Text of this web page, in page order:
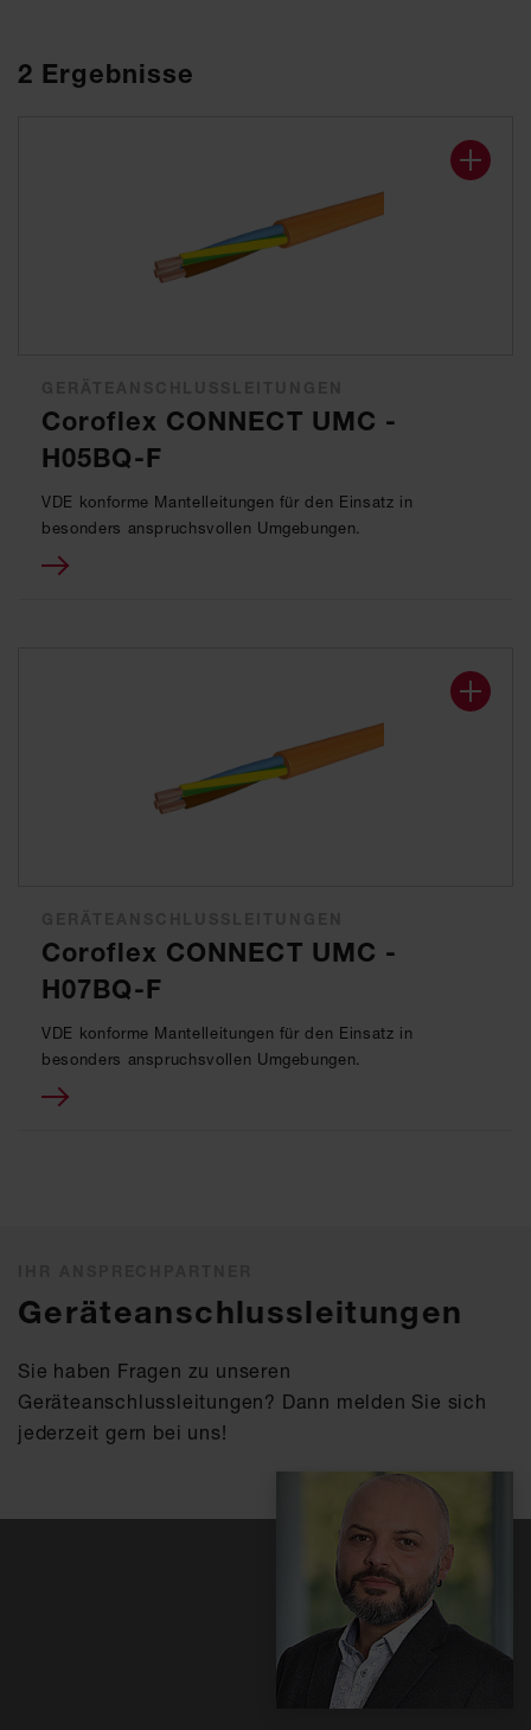
2 Ergebnisse
Coroflex CONNECT UMC -
H05BQ-F
VDE konforme Mantelleitungen für den Einsatz in
besonders anspruchsvollen Umgebungen.
Coroflex CONNECT UMC -
H07BQ-F
VDE konforme Mantelleitungen für den Einsatz in
besonders anspruchsvollen Umgebungen.
Geräteanschlussleitungen
Sie haben Fragen zu unseren
Geräteanschlussleitungen? Dann melden Sie sich
jederzeit gern bei uns!